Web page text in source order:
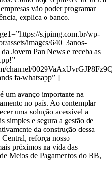
vão poder programar
explica o banco.
s.jpimg.com.br/wp-
assets/images/640_3anos-
Jovem Pan News e receba as
channel/
fa-whatsapp” ]
um avanço importante na
no país. Ao contemplar
uma solução acessível a
simples e segura a gestão de
da construção dessa
reforça nosso
próximos na vida das
Meios de Pagamentos do BB,